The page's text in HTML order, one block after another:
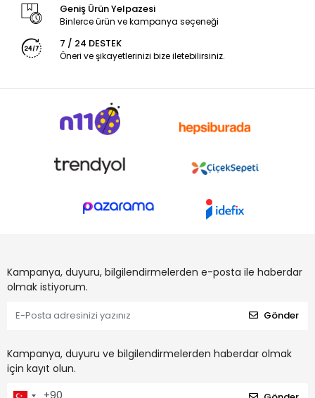
Geniş Ürün Yelpazesi
Binlerce ürün ve kampanya seçeneği
7 / 24 DESTEK
Öneri ve şikayetlerinizi bize iletebilirsiniz.
Kampanya, duyuru, bilgilendirmelerden e-posta ile haberdar
olmak istiyorum.
Gönder
Kampanya, duyuru ve bilgilendirmelerden haberdar olmak
için kayıt olun.